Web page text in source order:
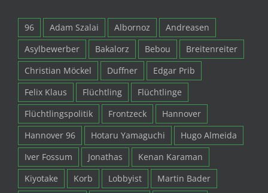
96 Adam Szalai Albornoz
Andreasen
Asylbewerber
Bakalorz Bebou
Breitenreiter
Christian Möckel
Duffner
Edgar Prib
Felix Klaus
Flüchtling
Flüchtlinge
Flüchtlingspolitik
Frontzeck
Hannover
Hannover 96
Hotaru Yamaguchi
Hugo Almeida
Iver Fossum
Jonathas
Kenan Karaman
Kiyotake
Korb Lobbyist
Martin Bader